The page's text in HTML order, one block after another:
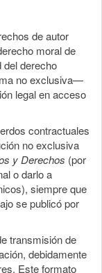
de autor
moral de
del derecho
no exclusiva—
legal en acceso
contractuales
no exclusiva
y Derechos (por
o darlo a
siempre que
se publicó por
transmisión de
debidamente
Este formato